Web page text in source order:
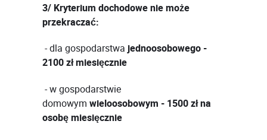
3/ Kryterium dochodowe nie może
przekraczać:
- dla gospodarstwa jednoosobowego -
2100 zł miesięcznie
- w gospodarstwie
domowym wieloosobowym - 1500 zł na
osobęmiesięcznie